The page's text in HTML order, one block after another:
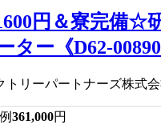
円＆寮完備☆
ター《D62-
トリーパートナーズ株式
361,000円